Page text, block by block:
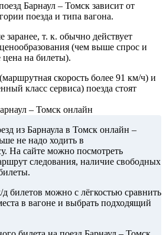
Барнаул – Томск зависит от
поезда и типа вагона.
т. к. обычно действует
(чем выше спрос и
на билеты).
скорость более 91 км/ч) и
класс сервиса) поезда стоят
– Томск онлайн
из Барнаула в Томск онлайн –
не надо ходить в
На сайте можно посмотреть
следования, наличие свободных
билетов можно с лёгкостью сравнить
в вагоне и выбрать подходящий